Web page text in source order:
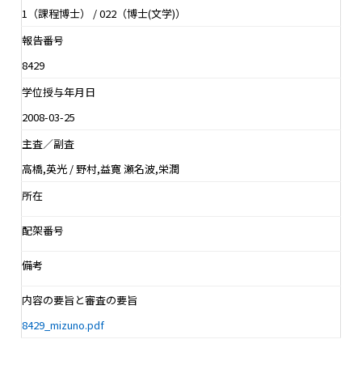
1（課程博士） / 022（博士(文学)）
報告番号
8429
学位授与年月日
2008-03-25
主査／副査
高橋,英光 / 野村,益寛 瀬名波,栄潤
所在
配架番号
備考
内容の要旨と審査の要旨
8429_mizuno.pdf